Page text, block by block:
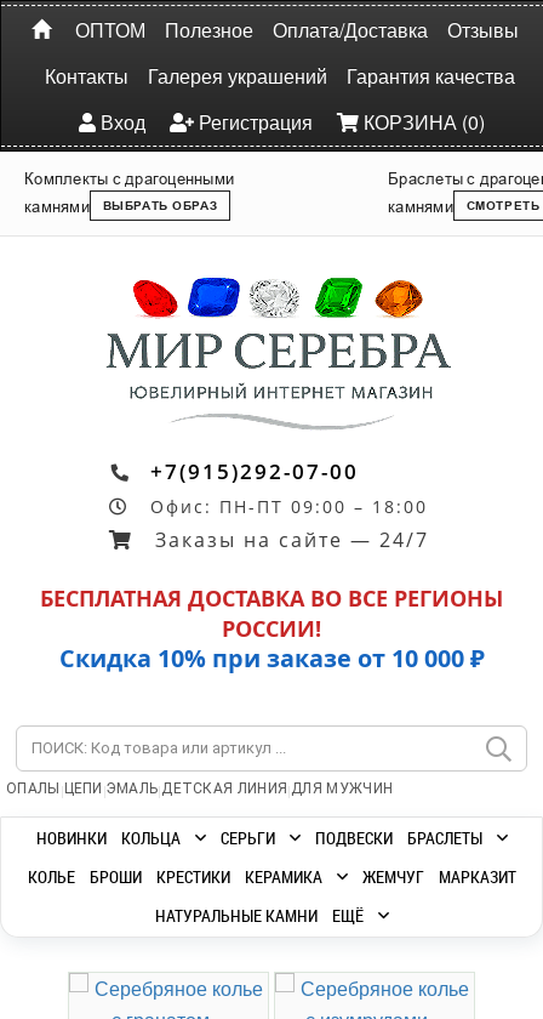
ОПТОМ Полезное Оплата/Доставка
Отзывы
Контакты
Галерея украшений
Гарантия качества
Вход
Регистрация КОРЗИНА (0)
Комплекты с драгоценными
камнями
ВЫБРАТЬ ОБРАЗ
Браслеты с
камнями
СМОТРЕТЬ
+7(915)292-07-00
Офис: ПН-ПТ 09:00 – 18:00
Заказы на сайте — 24/7
БЕСПЛАТНАЯ ДОСТАВКА ВО ВСЕ РЕГИОНЫ
РОССИИ!
Скидка 10% при заказе от 10 000 ₽
ОПАЛЫ | ЦЕПИ |ЭМАЛЬ|ДЕТСКАЯ ЛИНИЯ |ДЛЯ МУЖЧИН
НОВИНКИ КОЛЬЦА СЕРЬГИ ПОДВЕСКИ
БРАСЛЕТЫ
КОЛЬЕ
БРОШИ КРЕСТИКИ КЕРАМИКА ЖЕМЧУГ
МАРКАЗИТ
НАТУРАЛЬНЫЕ КАМНИ
ЕЩЁ